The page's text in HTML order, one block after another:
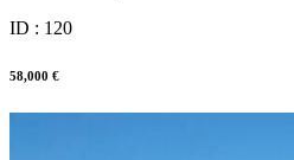
ID : 120
58,000 €